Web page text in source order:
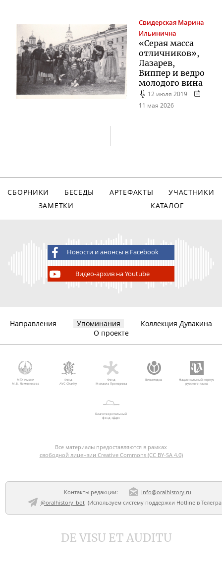
Свидерская Марина
Ильинична
«Серая масса
отличников»,
Лазарев,
Виппер и ведро
молодого вина
12 июля 2019
11 мая 2026
СБОРНИКИ БЕСЕДЫ АРТЕФАКТЫ
УЧАСТНИКИ
ЗАМЕТКИ
КАТАЛОГ
Новости и анонсы в Facebook
Видео-архив на Youtube
Направления Упоминания
Коллекция Дувакина
О проекте
МГУ имени
М.В. Ломоносова
Фонд
AVC Charity
Фонд
Михаила Прохорова
Викимедиа
Национальный корпус
русского языка
Благотворительный
фонд «Дар»
Все материалы предоставляются в рамках
свободной лицензии Creative Commons (CC BY-SA 4.0)
Контакты редакции:
info@oralhistory.ru
@oralhistory_bot(Используем систему поддержки Hotline в
DE VISU ET AUDITU